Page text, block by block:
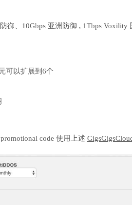
御、10Gbps 亚洲防御 , 1Tbps Voxility
可以扩展到6个
code 使用上述